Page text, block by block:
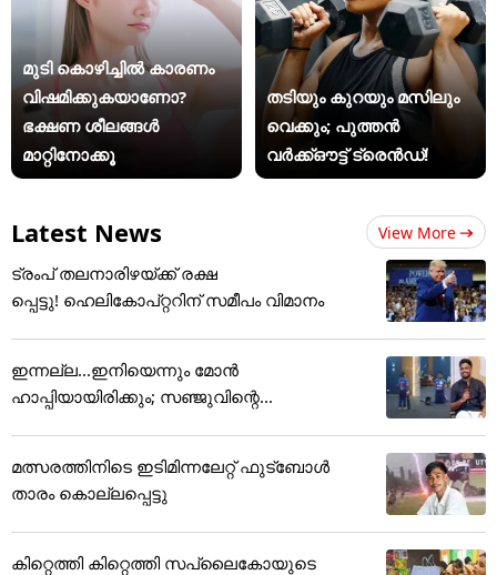
മുടി കൊഴിച്ചിൽ കാരണം
വിഷമിക്കുകയാണോ?
ഭക്ഷണ ശീലങ്ങൾ
മാറ്റിനോക്കൂ
തടിയും കുറയും മസിലും
വെക്കും; പുത്തൻ
വർക്ക്ഔട്ട് ട്രെൻഡ്!
Latest News View More
ട്രംപ് തലനാരിഴയ്ക്ക് രക്ഷ
പ്പെട്ടു! ഹെലികോപ്റ്ററിന് സമീപം വിമാനം
ഇന്നല്ല...ഇനിയെന്നും മോന്‍
ഹാപ്പിയായിരിക്കും; സഞ്ജുവിന്റെ...
മത്സരത്തിനിടെ ഇടിമിന്നലേറ്റ് ഫുട്ബോൾ
താരം കൊല്ലപ്പെട്ടു
കിറ്റെത്തി കിറ്റെത്തി സപ്ലൈകോയുടെ